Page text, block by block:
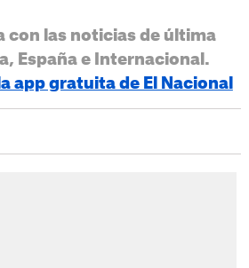
con las noticias de última
España e Internacional.
app gratuita de El Nacional